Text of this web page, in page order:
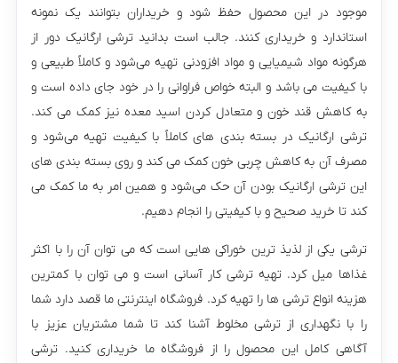
موجود در این محصول حفظ شود و خریداران بتوانند یک نمونه
استاندارد و خریداری کنند. جالب است بدانید ترشی ارگانیک دور از
هرگونه مواد شیمیایی و مواد افزودنی تهیه می‌شود و کاملاً طبیعی و
با کیفیت می باشد و البته خواص فراوانی را در خود جای داده است و
به کاهش قند خون و متعادل کردن اسید معده نیز کمک می کند.
ترشی ارگانیک در بسته بندی های کاملاً با کیفیت تهیه می‌شود و
مصرف آن به کاهش چربی خون کمک می کند و روی بسته بندی های
این ترشی ارگانیک بودن آن حک می‌شود و همین امر به ما کمک می
کند تا خرید صحیح و با کیفیتی را انجام دهیم.
ترشی یکی از لذیذ ترین خوراکی هایی است که می توان آن را با اکثر
غذاها میل کرد. تهیه ترشی کار آسانی است و می توان با کمترین
هزینه انواع ترشی ها را تهیه کرد. فروشگاه اینترنتی ما قصد دارد شما
را با نگهداری از ترشی مخلوط آشنا کند تا شما مشتریان عزیز با
آگاهی کامل این محصول را از فروشگاه ما خریداری کنید. ترشی